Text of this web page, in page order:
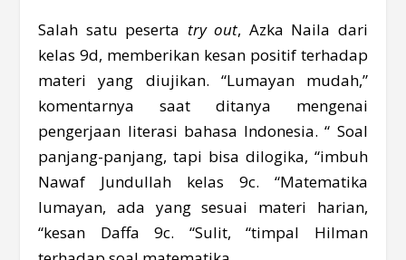
Salah satu peserta try out, Azka Naila dari
kelas 9d, memberikan kesan positif terhadap
materi yang diujikan. “Lumayan mudah,”
komentarnya saat ditanya mengenai
pengerjaan literasi bahasa Indonesia. “ Soal
panjang-panjang, tapi bisa dilogika, “imbuh
Nawaf Jundullah kelas 9c. “Matematika
lumayan, ada yang sesuai materi harian,
“kesan Daffa 9c. “Sulit, “timpal Hilman